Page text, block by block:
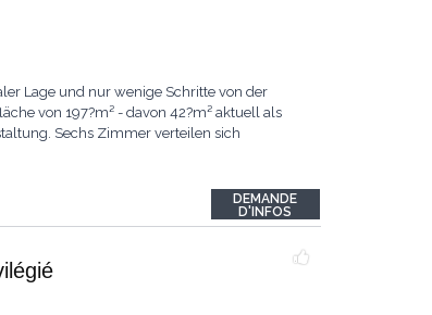
Lage und nur wenige Schritte von der
von 197?m² - davon 42?m² aktuell als
Sechs Zimmer verteilen sich
DEMANDE
D'INFOS